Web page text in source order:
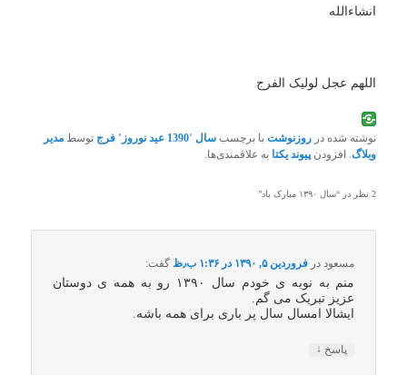
انشاءالله
اللهم عجل لولیک الفرج
نوشته شده درروزنوشت با برچسبسال 1390 ٬ عید نوروز ٬ فرج توسطمدیر
وبلاگ . افزودنپیوند یکتا به علاقمندی‌ها.
2 نظر در “ سال ۱۳۹۰ مبارک باد ”
مسعوددر فروردین ۵, ۱۳۹۰ در ۱:۳۶ ب٫ظ گفت:
منم به نوبه ی خودم سال ۱۳۹۰ رو به همه ی دوستان
عزیز تبریک می گم.
ایشالا امسال سال پر باری برای همه باشه.
پاسخ ↓